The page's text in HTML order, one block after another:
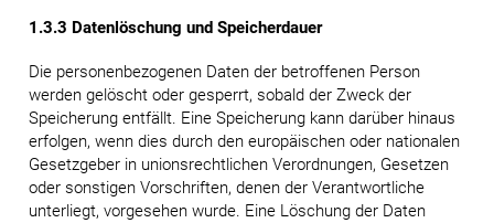
1.3.3 Datenlöschung und Speicherdauer
Die personenbezogenen Daten der betroffenen Person
werden gelöscht oder gesperrt, sobald der Zweck der
Speicherung entfällt. Eine Speicherung kann darüber hinaus
erfolgen, wenn dies durch den europäischen oder nationalen
Gesetzgeber in unionsrechtlichen Verordnungen, Gesetzen
oder sonstigen Vorschriften, denen der Verantwortliche
unterliegt, vorgesehen wurde. Eine Löschung der Daten